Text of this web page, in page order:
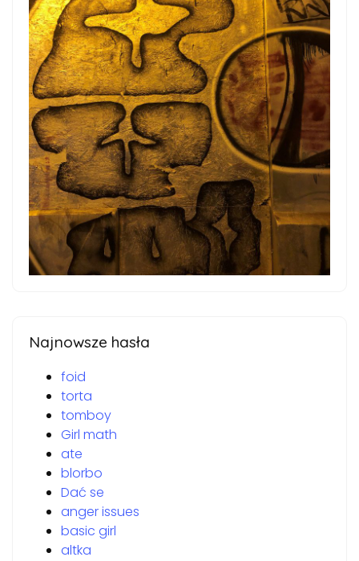
Najnowsze hasła
foid
torta
tomboy
Girl math
ate
blorbo
Dać se
anger issues
basic girl
altka